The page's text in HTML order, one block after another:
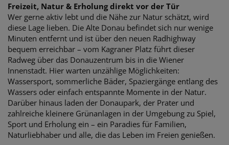
Freizeit, Natur & Erholung direkt vor der Tür
Wer gerne aktiv lebt und die Nähe zur Natur schätzt, wird
diese Lage lieben. Die Alte Donau befindet sich nur wenige
Minuten entfernt und ist über den neuen Radhighway
bequem erreichbar – vom Kagraner Platz führt dieser
Radweg über das Donauzentrum bis in die Wiener
Innenstadt. Hier warten unzählige Möglichkeiten:
Wassersport, sommerliche Bäder, Spaziergänge entlang des
Wassers oder einfach entspannte Momente in der Natur.
Darüber hinaus laden der Donaupark, der Prater und
zahlreiche kleinere Grünanlagen in der Umgebung zu Spiel,
Sport und Erholung ein – ein Paradies für Familien,
Naturliebhaber und alle, die das Leben im Freien genießen.